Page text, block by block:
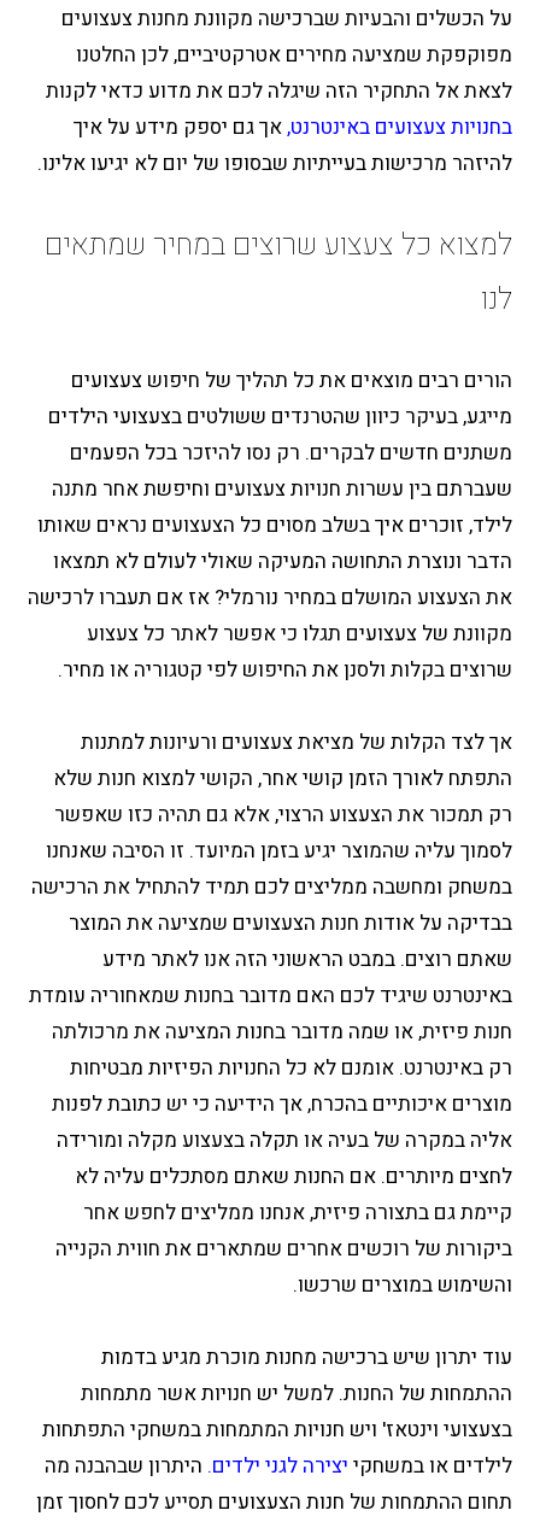
על הכשלים והבעיות שברכישה מקוונת מחנות צעצועים
מפוקפקת שמציעה מחירים אטרקטיביים, לכן החלטנו
לצאת אל התחקיר הזה שיגלה לכם את מדוע כדאי לקנות
בחנויות צעצועים באינטרנט,אך גם יספק מידע על איך
להיזהר מרכישות בעייתיות שבסופו של יום לא יגיעו אלינו.
למצוא כל צעצוע שרוצים במחיר שמתאים
לנו
הורים רבים מוצאים את כל תהליך של חיפוש צעצועים
מייגע, בעיקר כיוון שהטרנדים ששולטים בצעצועי הילדים
משתנים חדשים לבקרים. רק נסו להיזכר בכל הפעמים
שעברתם בין עשרות חנויות צעצועים וחיפשת אחר מתנה
לילד, זוכרים איך בשלב מסוים כל הצעצועים נראים שאותו
הדבר ונוצרת התחושה המעיקה שאולי לעולם לא תמצאו
את הצעצוע המושלם במחיר נורמלי? אז אם תעברו לרכישה
מקוונת של צעצועים תגלו כי אפשר לאתר כל צעצוע
שרוצים בקלות ולסנן את החיפוש לפי קטגוריה או מחיר.
אך לצד הקלות של מציאת צעצועים ורעיונות למתנות
התפתח לאורך הזמן קושי אחר, הקושי למצוא חנות שלא
רק תמכור את הצעצוע הרצוי, אלא גם תהיה כזו שאפשר
לסמוך עליה שהמוצר יגיע בזמן המיועד. זו הסיבה שאנחנו
במשחק ומחשבה ממליצים לכם תמיד להתחיל את הרכישה
בבדיקה על אודות חנות הצעצועים שמציעה את המוצר
שאתם רוצים. במבט הראשוני הזה אנו לאתר מידע
באינטרנט שיגיד לכם האם מדובר בחנות שמאחוריה עומדת
חנות פיזית, או שמה מדובר בחנות המציעה את מרכולתה
רק באינטרנט. אומנם לא כל החנויות הפיזיות מבטיחות
מוצרים איכותיים בהכרח, אך הידיעה כי יש כתובת לפנות
אליה במקרה של בעיה או תקלה בצעצוע מקלה ומורידה
לחצים מיותרים. אם החנות שאתם מסתכלים עליה לא
קיימת גם בתצורה פיזית, אנחנו ממליצים לחפש אחר
ביקורות של רוכשים אחרים שמתארים את חווית הקנייה
והשימוש במוצרים שרכשו.
עוד יתרון שיש ברכישה מחנות מוכרת מגיע בדמות
ההתמחות של החנות. למשל יש חנויות אשר מתמחות
בצעצועי וינטאז' ויש חנויות המתמחות במשחקי התפתחות
לילדים או במשחקי יצירה לגני ילדים. היתרון שבהבנה מה
תחום ההתמחות של חנות הצעצועים תסייע לכם לחסוך זמן